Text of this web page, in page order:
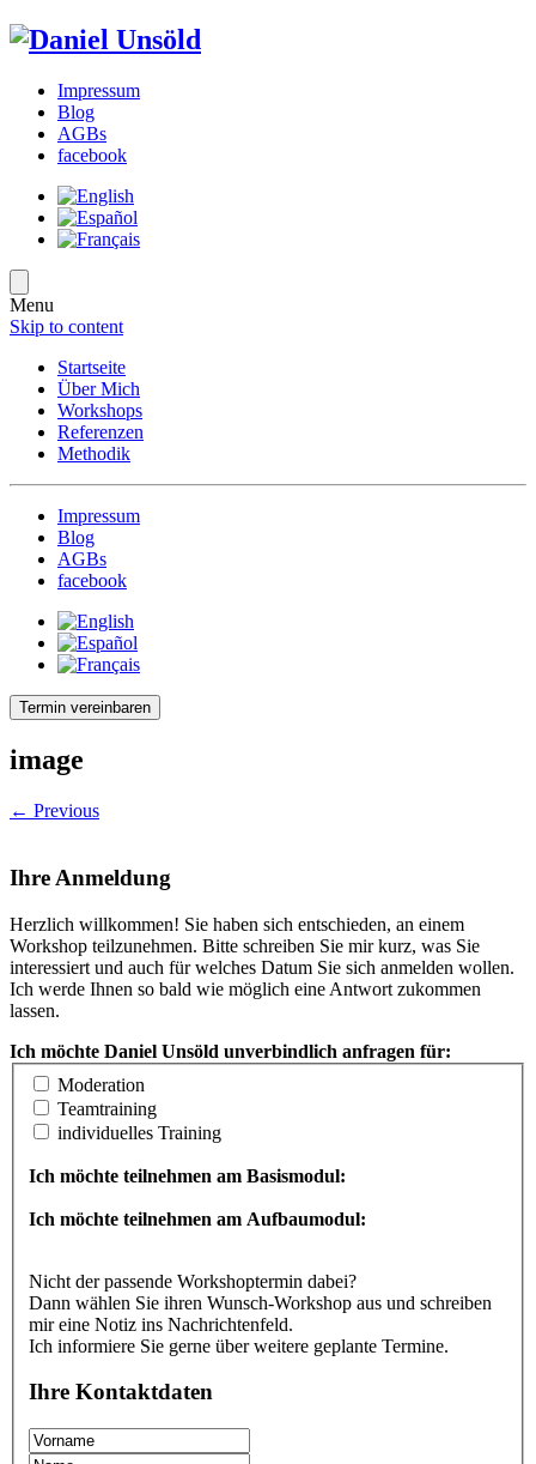
Impressum
Blog
AGBs
facebook
Menu
Skip to content
Startseite
Über Mich
Workshops
Referenzen
Methodik
Impressum
Blog
AGBs
facebook
Termin vereinbaren
image
← Previous
Ihre Anmeldung
Herzlich willkommen! Sie haben sich entschieden, an einem
Workshop teilzunehmen. Bitte schreiben Sie mir kurz, was Sie
interessiert und auch für welches Datum Sie sich anmelden wollen.
Ich werde Ihnen so bald wie möglich eine Antwort zukommen
lassen.
Ich möchte Daniel Unsöld unverbindlich anfragen für:
Moderation
Teamtraining
individuelles Training
Ich möchte teilnehmen am Basismodul:
Ich möchte teilnehmen am Aufbaumodul:
Nicht der passende Workshoptermin dabei?
Dann wählen Sie ihren Wunsch-Workshop aus und schreiben
mir eine Notiz ins Nachrichtenfeld.
Ich informiere Sie gerne über weitere geplante Termine.
Ihre Kontaktdaten